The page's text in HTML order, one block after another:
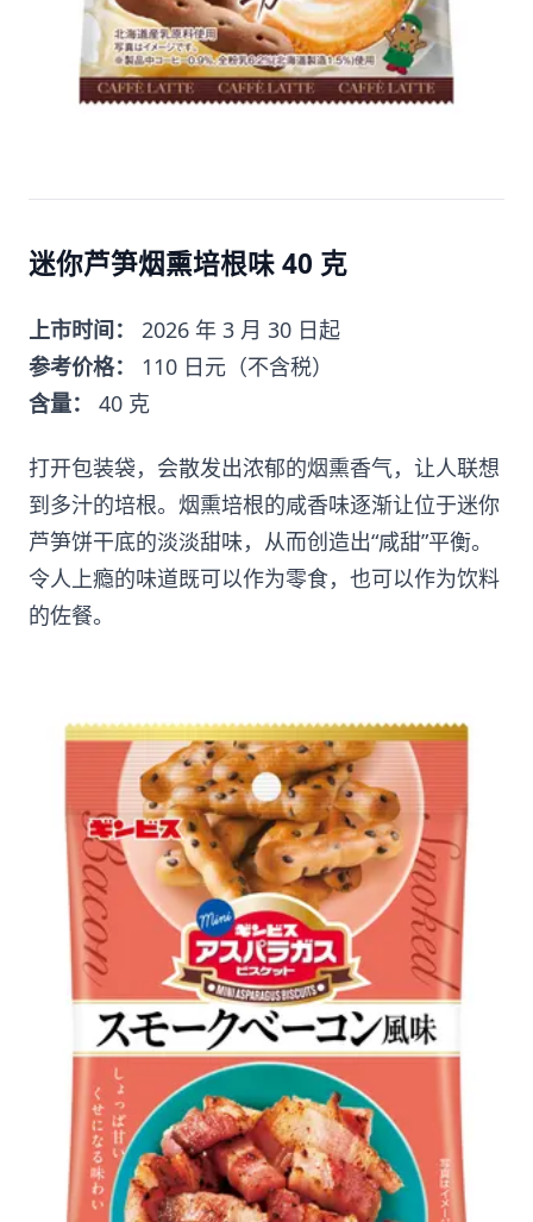
迷你芦笋烟熏培根味 40 克
上市时间：
2026 年 3 月 30 日起
参考价格：
110 日元（不含税）
含量：
40 克
打开包装袋，会散发出浓郁的烟熏香气，让人联想
到多汁的培根。烟熏培根的咸香味逐渐让位于迷你
芦笋饼干底的淡淡甜味，从而创造出“咸甜”平衡。
令人上瘾的味道既可以作为零食，也可以作为饮料
的佐餐。